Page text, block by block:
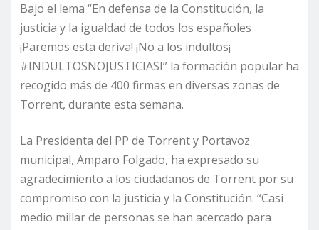
Bajo el lema “En defensa de la Constitución, la
justicia y la igualdad de todos los españoles
¡Paremos esta deriva! ¡No a los indultos¡
#INDULTOSNOJUSTICIASI” la formación popular ha
recogido más de 400 firmas en diversas zonas de
Torrent, durante esta semana.
La Presidenta del PP de Torrent y Portavoz
municipal, Amparo Folgado, ha expresado su
agradecimiento a los ciudadanos de Torrent por su
compromiso con la justicia y la Constitución. “Casi
medio millar de personas se han acercado para